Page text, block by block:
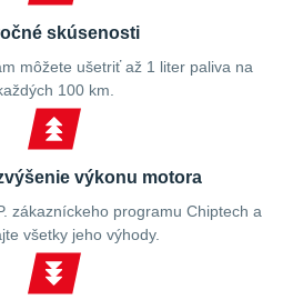
skúsenosti
môžete ušetriť až 1 liter paliva na
100 km.
výkonu motora
zákazníckeho programu Chiptech a
všetky jeho výhody.